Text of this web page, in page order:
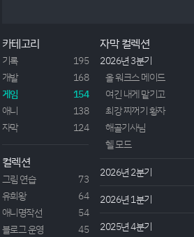
점에서 일어나는 여러가지 일이 정말 1인칭 시점으로
잘 서술되어있다보니 내가 주인공이 된거같은 느낌으
로 서술...https://erulabo.com/129(1,2기 리뷰는
여기로)...
카테고리
기록
195
개발
168
게임
154
애니
138
자막
124
컬렉션
그림 연습
73
유희왕
64
애니명작선
54
블로그 운영
45
자막 컬렉션
2026년 3분기
올 워크스 메이드
여긴 내게 맡기고
최강 찌꺼기 황자
해골기사님
헬 모드
2026년 2분기
2026년 1분기
2025년 4분기